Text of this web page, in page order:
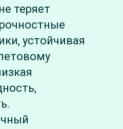
теряет
устойчивая